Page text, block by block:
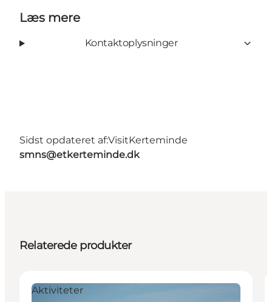
Læs mere
Kontaktoplysninger
Sidst opdateret af:VisitKerteminde
smns@etkerteminde.dk
Relaterede produkter
Aktiviteter